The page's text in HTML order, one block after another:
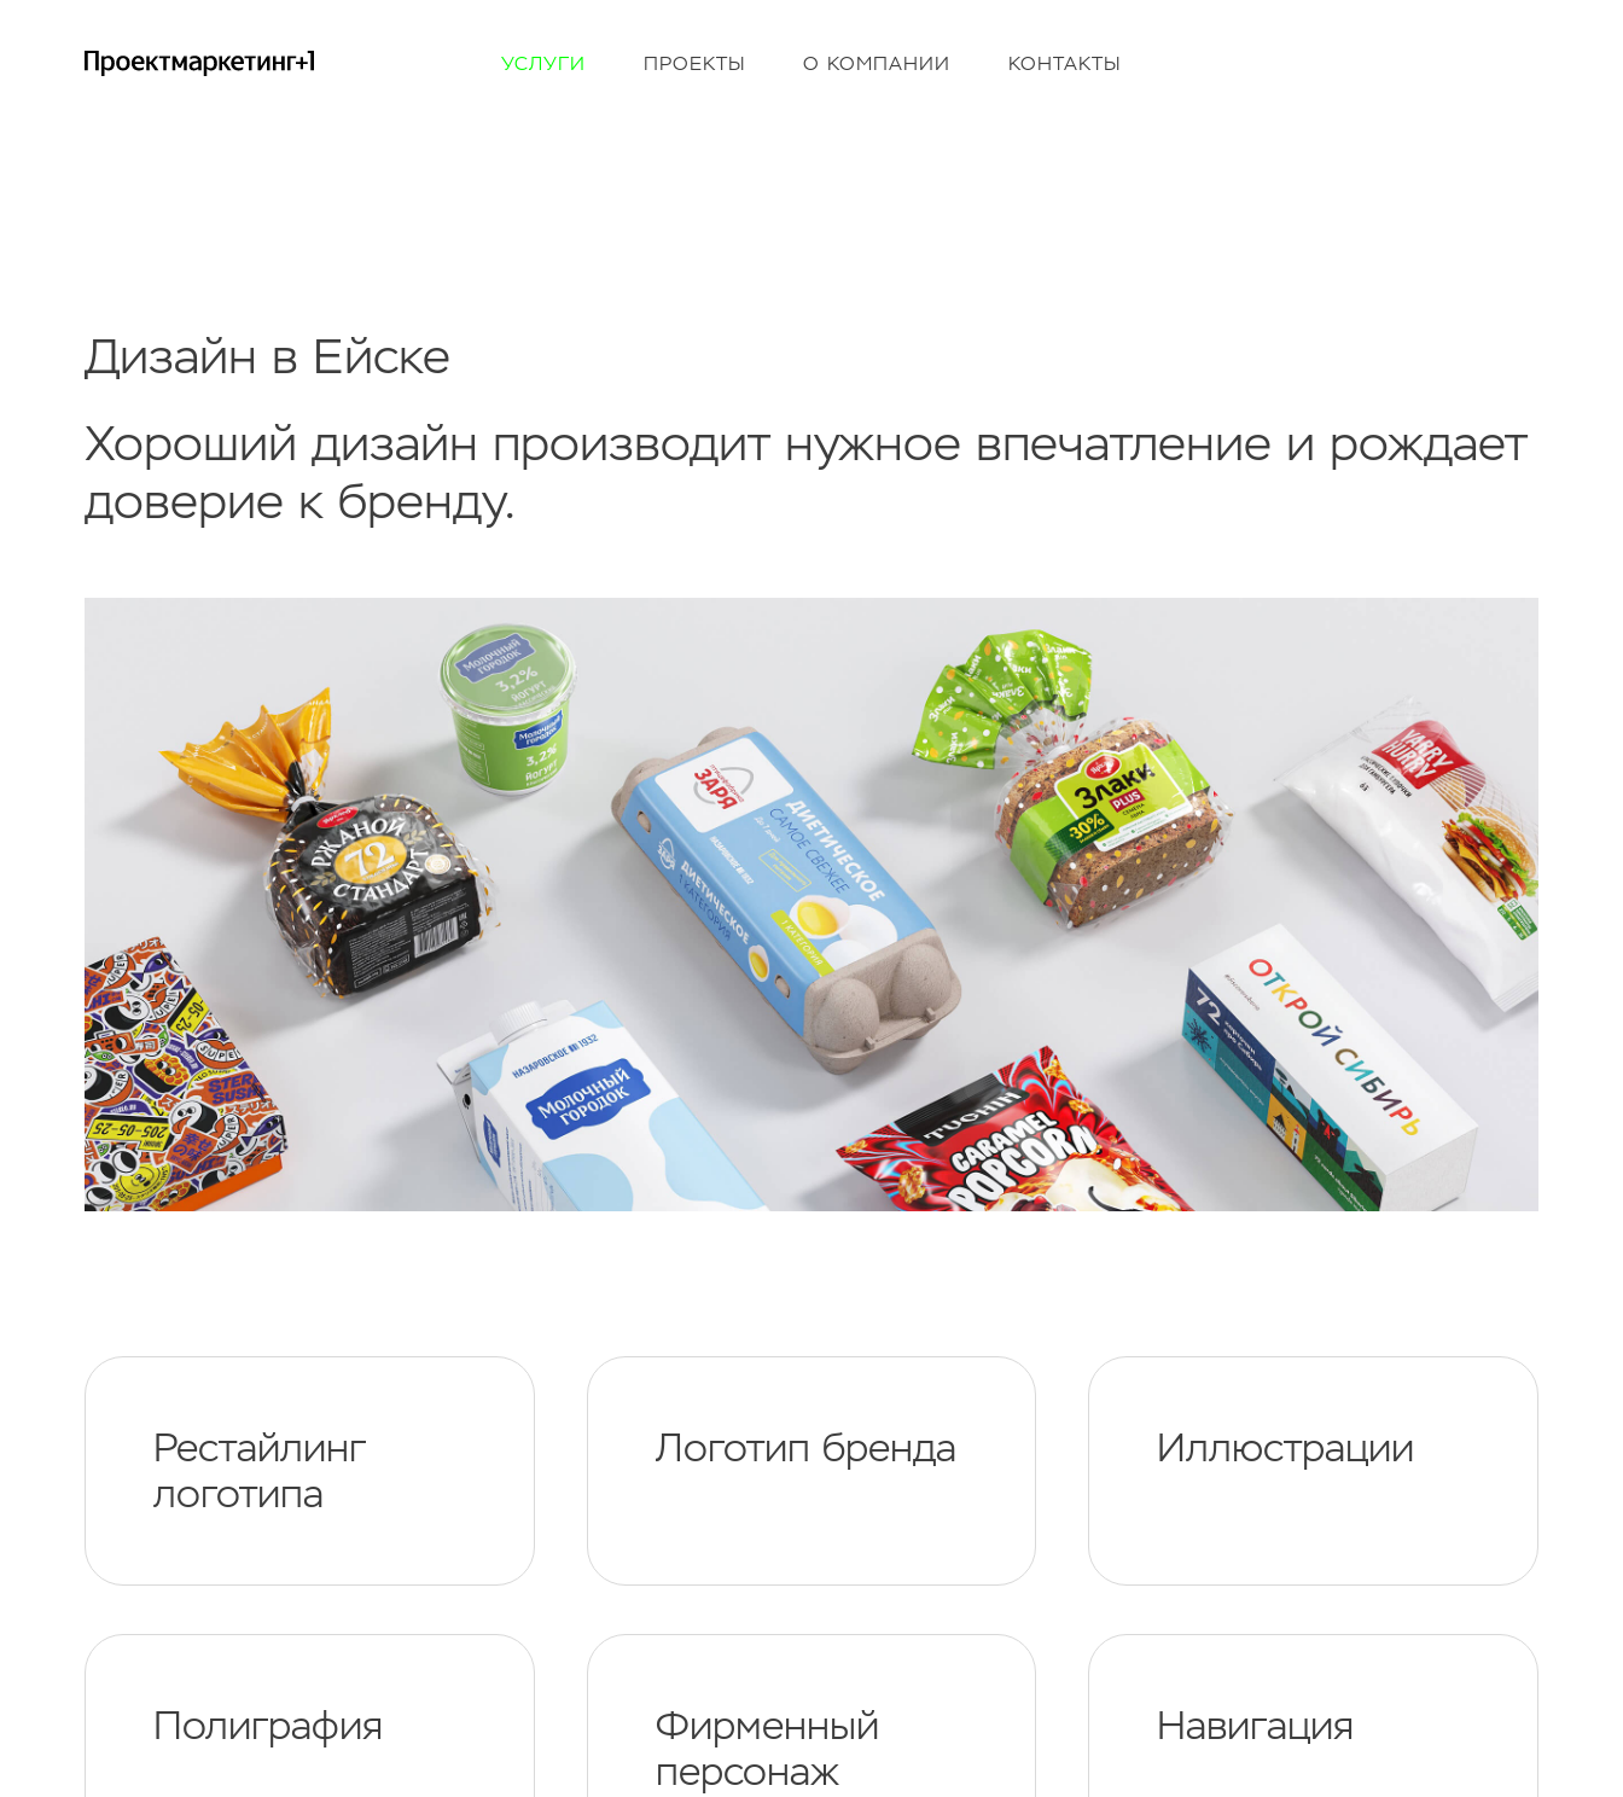
УСЛУГИ ПРОЕКТЫ О КОМПАНИИ КОНТАКТЫ
Дизайн в Ейске
Хороший дизайн производит нужное впечатление и рождает
доверие к бренду.
Рестайлинг
логотипа
Логотип бренда Иллюстрации
Полиграфия
Фирменный
персонаж
Навигация